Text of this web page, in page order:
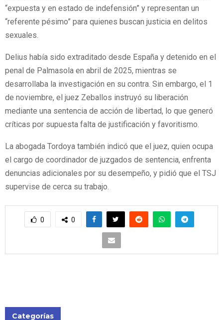
“expuesta y en estado de indefensión” y representan un
“referente pésimo” para quienes buscan justicia en delitos
sexuales.
Delius había sido extraditado desde España y detenido en el
penal de Palmasola en abril de 2025, mientras se
desarrollaba la investigación en su contra. Sin embargo, el 1
de noviembre, el juez Zeballos instruyó su liberación
mediante una sentencia de acción de libertad, lo que generó
críticas por supuesta falta de justificación y favoritismo.
La abogada Tordoya también indicó que el juez, quien ocupa
el cargo de coordinador de juzgados de sentencia, enfrenta
denuncias adicionales por su desempeño, y pidió que el TSJ
supervise de cerca su trabajo.
0 0
Categorías